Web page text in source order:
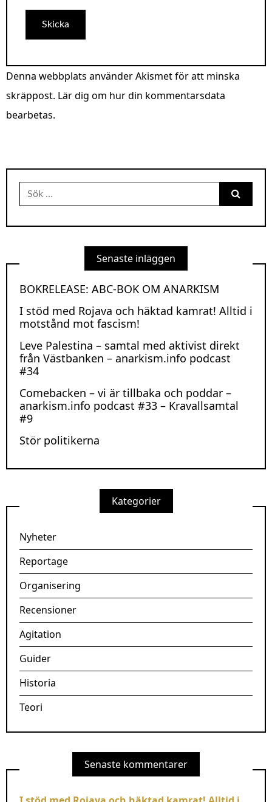
Denna webbplats använder Akismet för att minska
skräppost. Lär dig om hur din kommentarsdata
bearbetas.
Sök
efter:
Senaste inläggen
BOKRELEASE: ABC-BOK OM ANARKISM
I stöd med Rojava och häktad kamrat! Alltid i
motstånd mot fascism!
Leve Palestina – samtal med aktivist direkt
från Västbanken – anarkism.info podcast
#34
Comebacken – vi är tillbaka och poddar –
anarkism.info podcast #33 – Kravallsamtal
#9
Stör politikerna
Kategorier
Nyheter
Reportage
Organisering
Recensioner
Agitation
Guider
Historia
Teori
Senaste kommentarer